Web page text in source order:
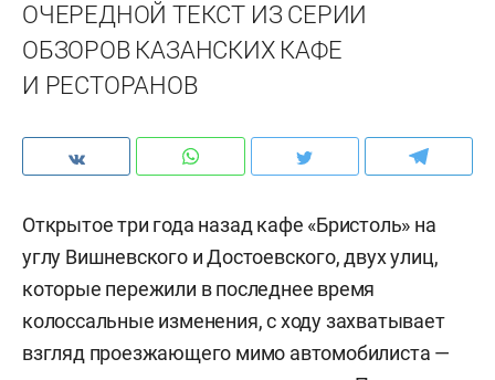
ОЧЕРЕДНОЙ ТЕКСТ ИЗ СЕРИИ
ОБЗОРОВ КАЗАНСКИХ КАФЕ
И РЕСТОРАНОВ
Открытое три года назад кафе «Бристоль» на
углу Вишневского и Достоевского, двух улиц,
которые пережили в последнее время
колоссальные изменения, с ходу захватывает
взгляд проезжающего мимо автомобилиста —